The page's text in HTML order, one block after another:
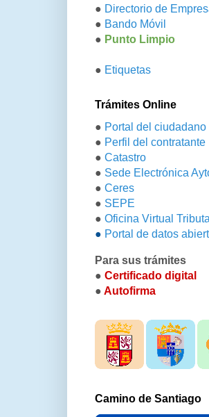
● Directorio de
● Bando Móvil
● Punto Limpio
● Etiquetas
Trámites Online
● Portal del ciudadano
● Perfil del contratante
● Catastro
● Sede Electrónica
● Ceres
● SEPE
● Oficina Virtual
● Portal de datos
Para sus trámites
● Certificado digital
● Autofirma
Camino de Santiago